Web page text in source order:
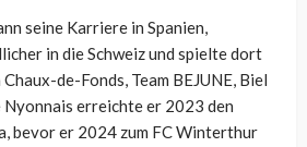
seine Karriere in Spanien,
in die Schweiz und spielte dort
de-Fonds, Team BEJUNE, Biel
Nyonnais erreichte er 2023 den
bevor er 2024 zum FC Winterthur